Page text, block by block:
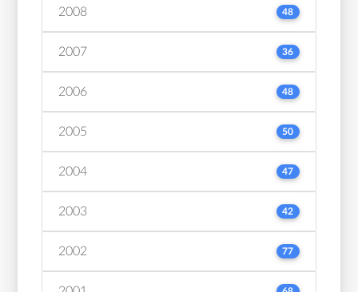
2008 48
2007 36
2006 48
2005 50
2004 47
2003 42
2002 77